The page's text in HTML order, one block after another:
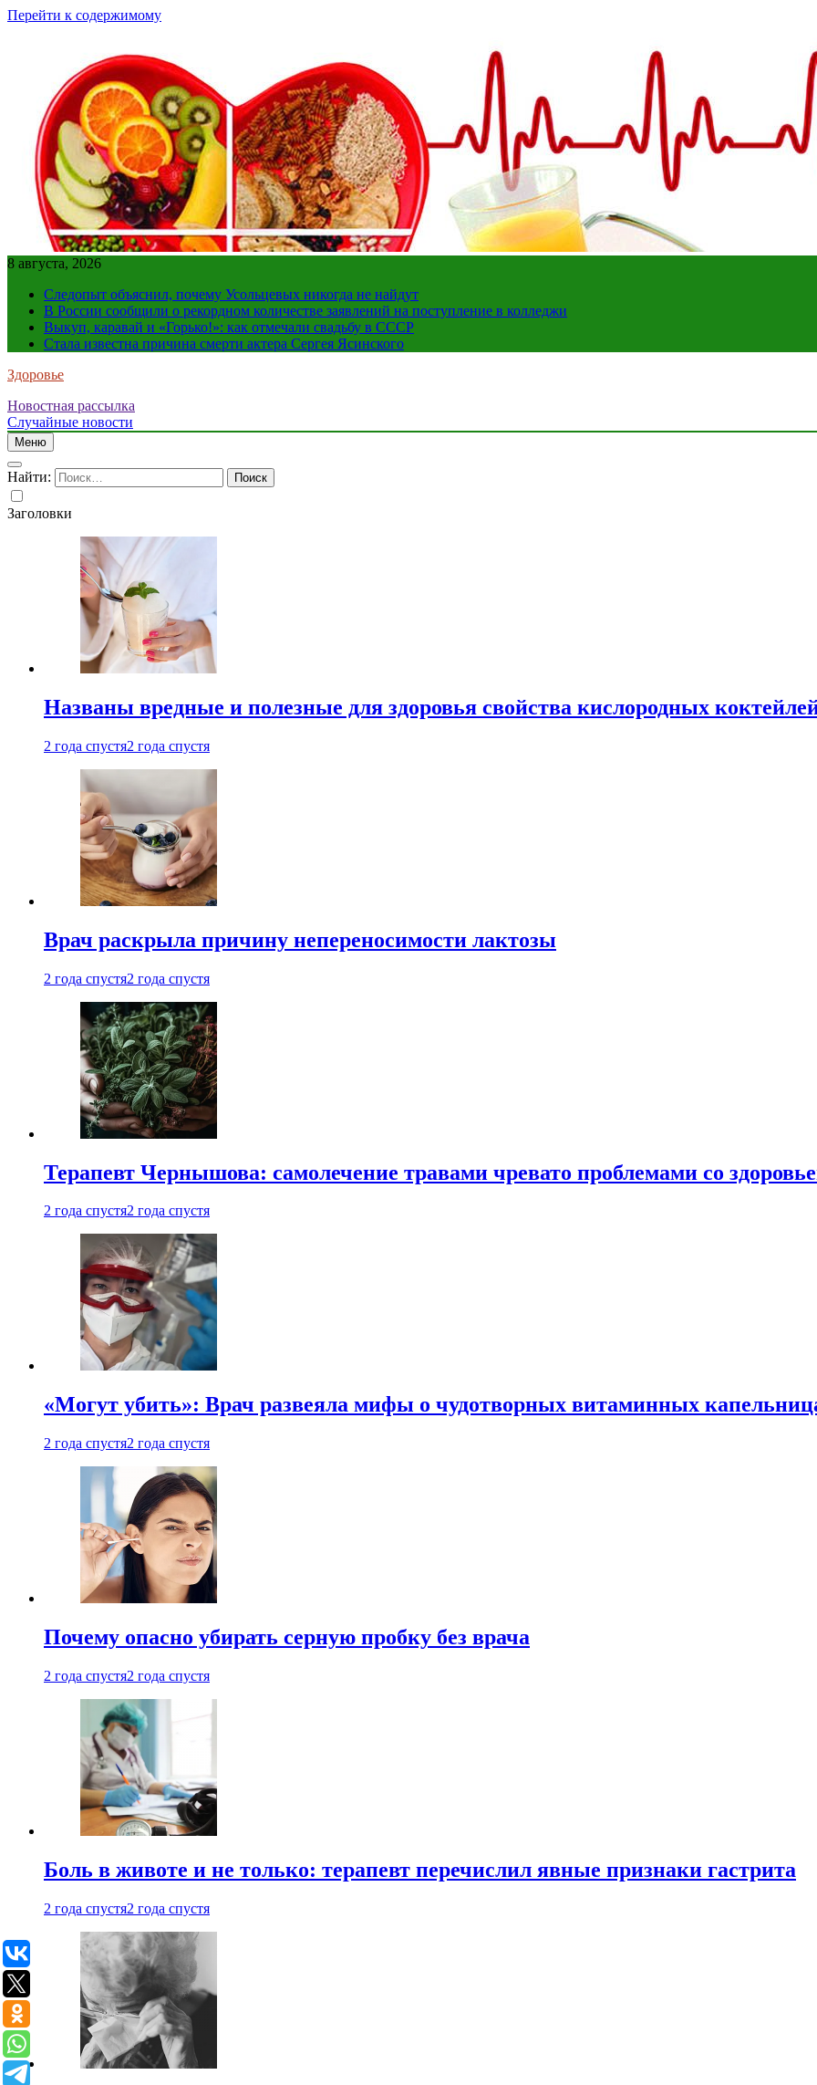
Перейти к содержимому
8 августа, 2026
Следопыт объяснил, почему Усольцевых никогда не найдут
В России сообщили о рекордном количестве заявлений на поступление в колледжи
Выкуп, каравай и «Горько!»: как отмечали свадьбу в СССР
Стала известна причина смерти актера Сергея Ясинского
Здоровье
Новостная рассылка
Случайные новости
Меню
Найти:
Заголовки
Названы вредные и полезные для здоровья свойства кислородных
2 года спустя2 года спустя
Врач раскрыла причину непереносимости лактозы
2 года спустя2 года спустя
Терапевт Чернышова: самолечение травами чревато проблемами со
2 года спустя2 года спустя
«Могут убить»: Врач развеяла мифы о чудотворных витаминных
2 года спустя2 года спустя
Почему опасно убирать серную пробку без врача
2 года спустя2 года спустя
Боль в животе и не только: терапевт перечислил явные признаки гастрита
2 года спустя2 года спустя